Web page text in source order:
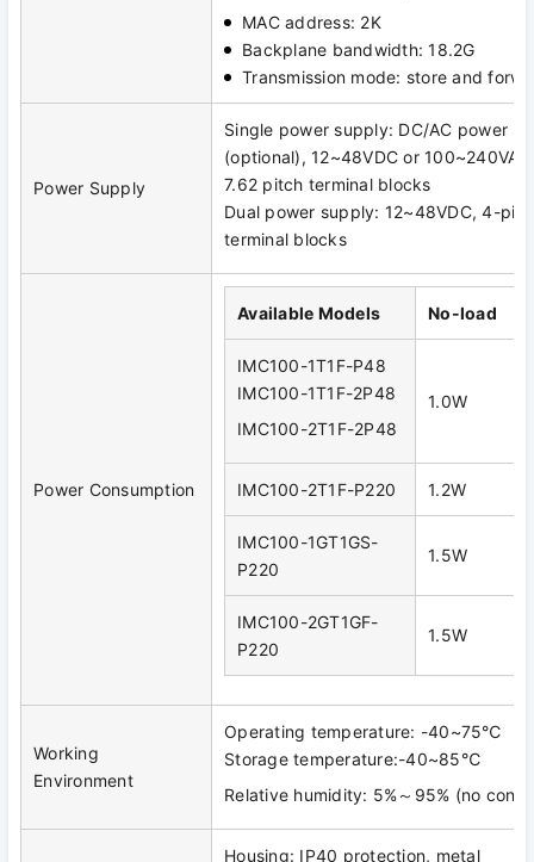
MAC address: 2K
Backplane bandwidth: 18.2G
Transmission mode: store and
Power Supply
Single power supply: DC/AC power
(optional), 12~48VDC or
7.62 pitch terminal blocks
Dual power supply: 12~48VDC, 4-pin
terminal blocks
Power Consumption
Available Models No-load
IMC100-1T1F-P48
IMC100-1T1F-2P48
IMC100-2T1F-2P48
1.0W
IMC100-2T1F-P220 1.2W
IMC100-1GT1GS-
P220
1.5W
IMC100-2GT1GF-
P220
1.5W
Working
Environment
Operating temperature: -40~75℃
Storage temperature:-40~85℃
Relative humidity: 5%～95% (no
Housing: IP40 protection, metal